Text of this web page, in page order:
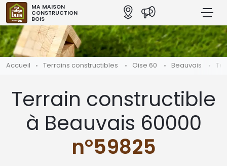
MA MAISON
CONSTRUCTION
BOIS
Accueil Terrains constructibles Oise 60 Beauvais
Terrain constructible
à Beauvais 60000
n°59825